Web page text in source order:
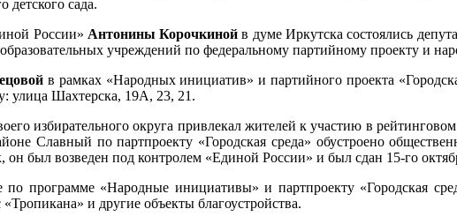
детского сада.
России» Антонины Корочкиной в думе Иркутска состоялись
учреждений по федеральному партийному проекту и
в рамках «Народных инициатив» и партийного проекта
улица Шахтерска, 19А, 23, 21.
избирательного округа привлекал жителей к участию в
Славный по партпроекту «Городская среда» обустроено
он был возведен под контролем «Единой России» и был сдан 15-го
по программе «Народные инициативы» и партпроекту «Городская
и другие объекты благоустройства.